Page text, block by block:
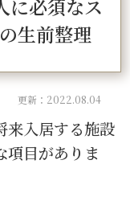
に必須なス
生前整理
更新：2022.08.04
来入居する施設
項目がありま